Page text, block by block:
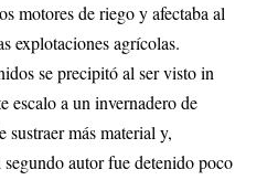
motores de riego y afectaba al
explotaciones agrícolas.
se precipitó al ser visto in
escalo a un invernadero de
sustraer más material y,
autor fue detenido poco